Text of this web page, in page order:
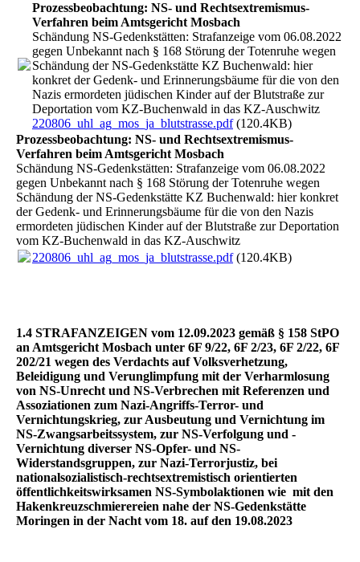
Prozessbeobachtung: NS- und Rechtsextremismus-
Verfahren beim Amtsgericht Mosbach
Schändung NS-Gedenkstätten: Strafanzeige vom 06.08.2022
gegen Unbekannt nach § 168 Störung der Totenruhe wegen
Schändung der NS-Gedenkstätte KZ Buchenwald: hier
konkret der Gedenk- und Erinnerungsbäume für die von den
Nazis ermordeten jüdischen Kinder auf der Blutstraße zur
Deportation vom KZ-Buchenwald in das KZ-Auschwitz
220806_uhl_ag_mos_ja_blutstrasse.pdf(120.4KB)
Prozessbeobachtung: NS- und Rechtsextremismus-
Verfahren beim Amtsgericht Mosbach
Schändung NS-Gedenkstätten: Strafanzeige vom 06.08.2022
gegen Unbekannt nach § 168 Störung der Totenruhe wegen
Schändung der NS-Gedenkstätte KZ Buchenwald: hier konkret
der Gedenk- und Erinnerungsbäume für die von den Nazis
ermordeten jüdischen Kinder auf der Blutstraße zur Deportation
vom KZ-Buchenwald in das KZ-Auschwitz
220806_uhl_ag_mos_ja_blutstrasse.pdf(120.4KB)
1.4 STRAFANZEIGEN vom 12.09.2023 gemäß § 158 StPO
an Amtsgericht Mosbach unter 6F 9/22, 6F 2/23, 6F 2/22, 6F
202/21 wegen des Verdachts auf Volksverhetzung,
Beleidigung und Verunglimpfung mit der Verharmlosung
von NS-Unrecht und NS-Verbrechen mit Referenzen und
Assoziationen zum Nazi-Angriffs-Terror- und
Vernichtungskrieg, zur Ausbeutung und Vernichtung im
NS-Zwangsarbeitssystem, zur NS-Verfolgung und -
Vernichtung diverser NS-Opfer- und NS-
Widerstandsgruppen, zur Nazi-Terrorjustiz, bei
nationalsozialistisch-rechtsextremistisch orientierten
öffentlichkeitswirksamen NS-Symbolaktionen wie mit den
Hakenkreuzschmierereien nahe der NS-Gedenkstätte
Moringen in der Nacht vom 18. auf den 19.08.2023